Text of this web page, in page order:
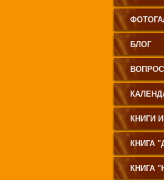
БЛОГ
КНИГИ
КНИГА
СВЕТА
КНИГА